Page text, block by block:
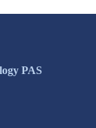
PAS